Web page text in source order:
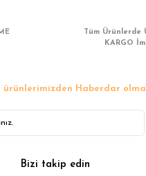
bulunuyor.
Gönder
Tüm Ürünlerde
KARGO
ürünlerimizden Haberdar
Bizi takip edin